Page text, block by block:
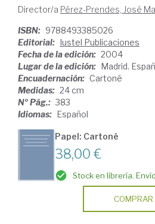
Director/a Pérez-Prendes, José
ISBN: 9788493385026
Editorial: Iustel Publicaciones
Fecha de la edición: 2004
Lugar de la edición: Madrid.
Encuadernación: Cartoné
Medidas: 24 cm
Nº Pág.: 383
Idiomas: Español
Papel: Cartoné
38,00 €
Stock en librería.
COMPRAR